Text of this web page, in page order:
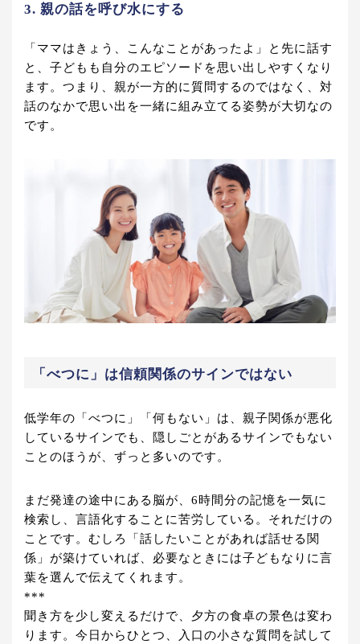
3. 親の話を呼び水にする
「ママはきょう、こんなことがあったよ」と先に話す
と、子どもも自分のエピソードを思い出しやすくなり
ます。つまり、親が一方的に質問するのではなく、対
話のなかで思い出を一緒に組み立てる姿勢が大切なの
です。
「べつに」は信頼関係のサインではない
低学年の「べつに」「何もない」は、親子関係が悪化
しているサインでも、隠しごとがあるサインでもない
ことのほうが、ずっと多いのです。
まだ発達の途中にある脳が、6時間分の記憶を一気に
検索し、言語化することに苦労している。それだけの
ことです。むしろ「話したいことがあれば話せる関
係」が築けていれば、必要なときには子どもなりに言
葉を選んで伝えてくれます。
***
聞き方を少し変えるだけで、夕方の食卓の景色は変わ
ります。今日からひとつ、入口の小さな質問を試して